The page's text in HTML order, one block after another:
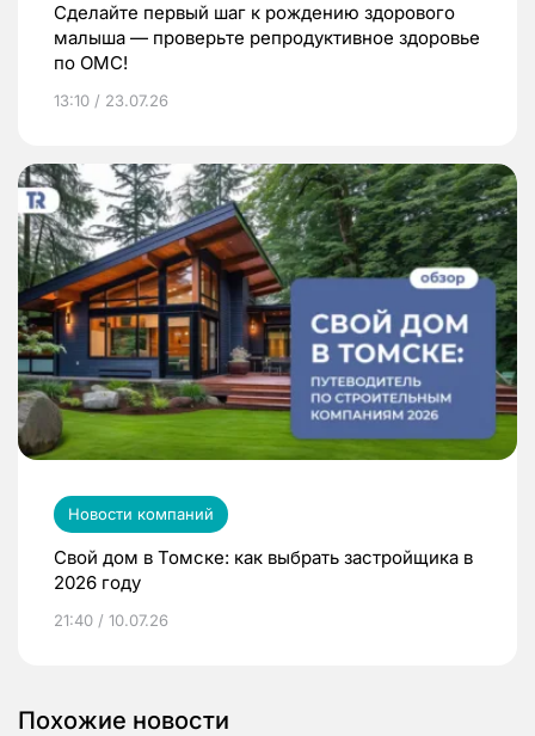
Сделайте первый шаг к рождению здорового
малыша — проверьте репродуктивное здоровье
по ОМС!
13:10 / 23.07.26
Новости компаний
Свой дом в Томске: как выбрать застройщика в
2026 году
21:40 / 10.07.26
Похожие новости